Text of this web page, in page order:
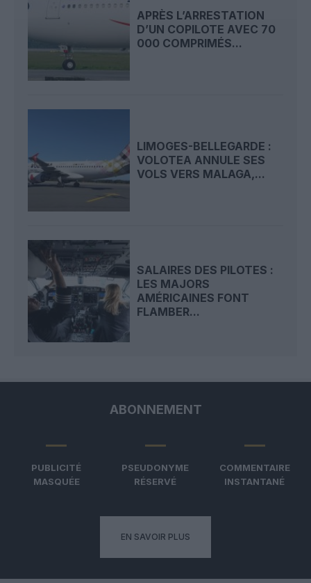
APRÈS L’ARRESTATION
D’UN COPILOTE AVEC 70
000 COMPRIMÉS...
LIMOGES-BELLEGARDE :
VOLOTEA ANNULE SES
VOLS VERS MALAGA,...
SALAIRES DES PILOTES :
LES MAJORS
AMÉRICAINES FONT
FLAMBER...
ABONNEMENT
PUBLICITÉ
MASQUÉE
PSEUDONYME
RÉSERVÉ
COMMENTAIRE
INSTANTANÉ
EN SAVOIR PLUS